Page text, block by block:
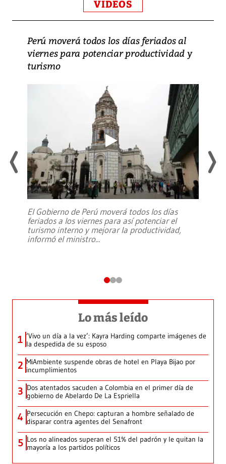
VIDEOS
Perú moverá todos los días feriados al
viernes para potenciar productividad y
turismo
El Gobierno de Perú moverá todos los días
feriados a los viernes para así potenciar el
turismo interno y mejorar la productividad,
informó el ministro...
Lo más leído
1 ‘Vivo un día a la vez’: Kayra Harding comparte imágenes de
la despedida de su esposo
2 MiAmbiente suspende obras de hotel en Playa Bijao por
incumplimientos
3 Dos atentados sacuden a Colombia en el primer día de
gobierno de Abelardo De La Espriella
4 Persecución en Chepo: capturan a hombre señalado de
disparar contra agentes del Senafront
5 Los no alineados superan el 51% del padrón y le quitan la
mayoría a los partidos políticos